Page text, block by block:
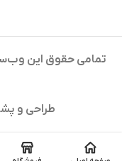
تمامی حقوق این
طراحی و